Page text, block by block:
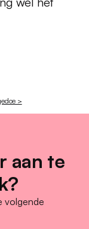
>
aan te
volgende